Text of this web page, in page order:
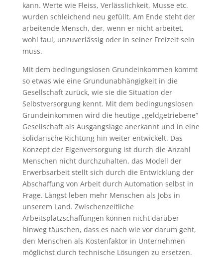
kann. Werte wie Fleiss, Verlässlichkeit, Musse etc.
wurden schleichend neu gefüllt. Am Ende steht der
arbeitende Mensch, der, wenn er nicht arbeitet,
wohl faul, unzuverlässig oder in seiner Freizeit sein
muss.
Mit dem bedingungslosen Grundeinkommen kommt
so etwas wie eine Grundunabhängigkeit in die
Gesellschaft zurück, wie sie die Situation der
Selbstversorgung kennt. Mit dem bedingungslosen
Grundeinkommen wird die heutige „geldgetriebene“
Gesellschaft als Ausgangslage anerkannt und in eine
solidarische Richtung hin weiter entwickelt. Das
Konzept der Eigenversorgung ist durch die Anzahl
Menschen nicht durchzuhalten, das Modell der
Erwerbsarbeit stellt sich durch die Entwicklung der
Abschaffung von Arbeit durch Automation selbst in
Frage. Längst leben mehr Menschen als Jobs in
unserem Land. Zwischenzeitliche
Arbeitsplatzschaffungen können nicht darüber
hinweg täuschen, dass es nach wie vor darum geht,
den Menschen als Kostenfaktor in Unternehmen
möglichst durch technische Lösungen zu ersetzen.